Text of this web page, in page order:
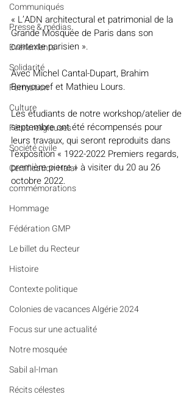
Communiqués
Presse & médias
Evénements
Solidarité
Formation
Culture
Fêtes religieuses
Société civile
Certification Halal
commémorations
Hommage
Fédération GMP
Le billet du Recteur
Histoire
Contexte politique
Colonies de vacances Algérie 2024
​​Focus sur une actualité
Notre mosquée
Sabil al-Iman
Récits célestes
« L’ADN architectural et patrimonial de la
Grande Mosquée de Paris dans son
contexte parisien ».
Avec Michel Cantal-Dupart, Brahim
Benyoucef et Mathieu Lours.
Les étudiants de notre workshop/atelier de
septembre ont été récompensés pour
leurs travaux, qui seront reproduits dans
l’exposition « 1922-2022 Premiers regards,
première pierre » à visiter du 20 au 26
octobre 2022.